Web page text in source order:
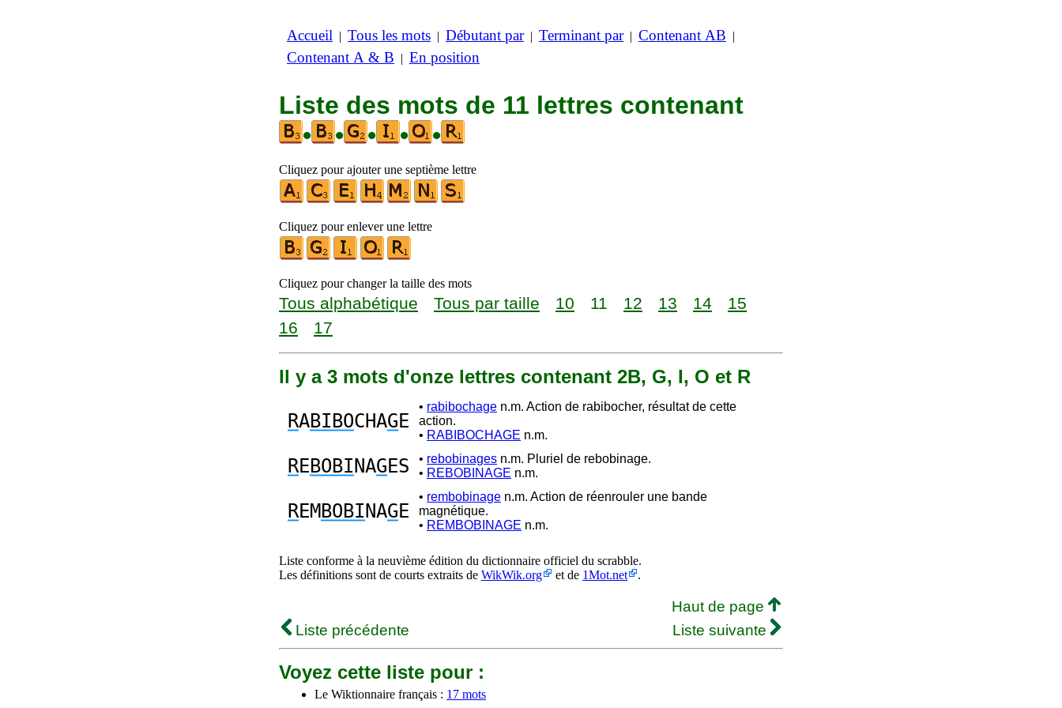
Accueil | Tous les mots | Débutant par| Terminant par| Contenant AB |
Contenant A & B | En position
Liste des mots de 11 lettres contenant
•
• • • •
Cliquez pour ajouter une septième lettre
Cliquez pour enlever une lettre
Cliquez pour changer la taille des mots
Tous alphabétique Tous par taille 10 11 12 13 14
15
16
17
Il y a 3 mots d'onze lettres contenant 2B, G, I, O et R
RABIBOCHAGE
• rabibochage n.m. Action de rabibocher, résultat de cette
action.
• RABIBOCHAGE n.m.
REBOBI NAGES • rebobinages n.m. Pluriel de rebobinage.
• REBOBINAGE n.m.
REM BOBI NAGE
• rembobinage n.m. Action de réenrouler une bande
magnétique.
• REMBOBINAGE n.m.
Liste conforme à la neuvième édition du dictionnaire officiel du scrabble.
Les définitions sont de courts extraits de WikWik.org et de 1Mot.net .
Haut de page
Liste précédente
Liste suivante
Voyez cette liste pour :
Le Wiktionnaire français : 17 mots